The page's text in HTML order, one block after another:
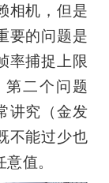
相机，但是
要的问题是
率捕捉上限
第二个问题
讲究（金发
不能过少也
值。